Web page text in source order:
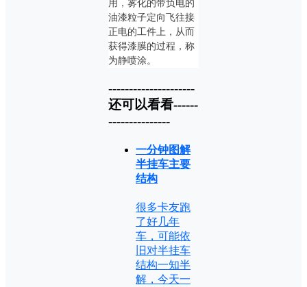
用，雾化的带负电的
油漆粒子定向飞往接
正电的工件上，从而
获得漆膜的过程，称
为静喷涂。
---------------------
还可以看看------
---------------
一分钟图解
半挂车主要
结构
很多卡友跑
了好几年
车，可能依
旧对半挂车
结构一知半
解，今天一